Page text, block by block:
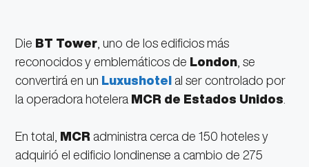
Die BT Tower , uno de los edificios más
reconocidos y emblemáticos de London , se
convertirá en un Luxushotel al ser controlado por
la operadora hotelera MCR de Estados Unidos
En total, MCR administra cerca de 150 hoteles y
adquirió el edificio londinense a cambio de 275